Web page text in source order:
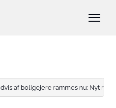
af boligejere rammes nu: Nyt